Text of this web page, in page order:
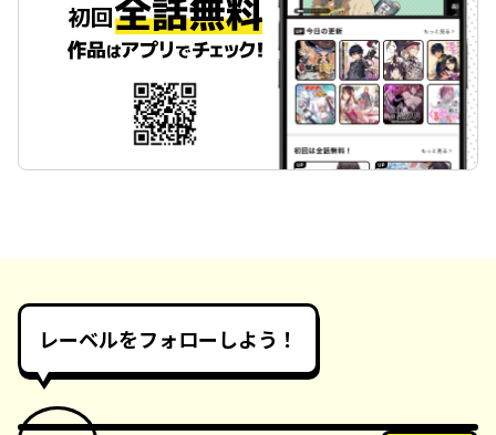
レーベルをフォローしよう！